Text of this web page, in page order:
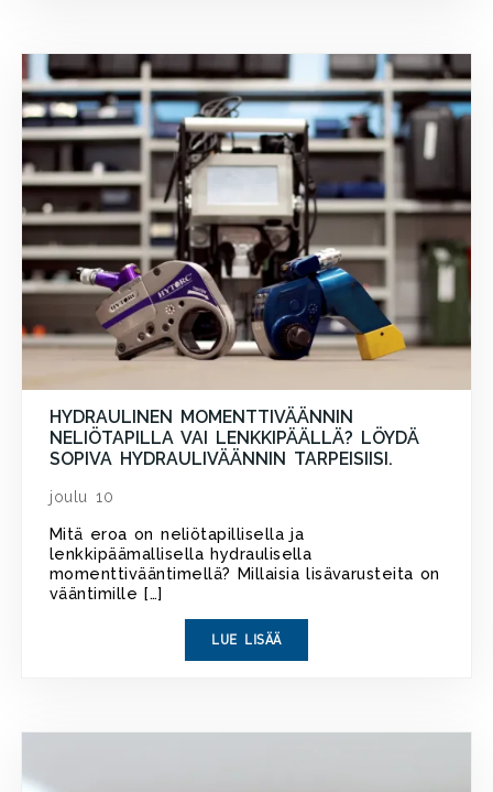
HYDRAULINEN MOMENTTIVÄÄNNIN
NELIÖTAPILLA VAI LENKKIPÄÄLLÄ? LÖYDÄ
SOPIVA HYDRAULIVÄÄNNIN TARPEISIISI.
joulu 10
Mitä eroa on neliötapillisella ja
lenkkipäämallisella hydraulisella
momenttivääntimellä? Millaisia lisävarusteita on
vääntimille […]
LUE LISÄÄ